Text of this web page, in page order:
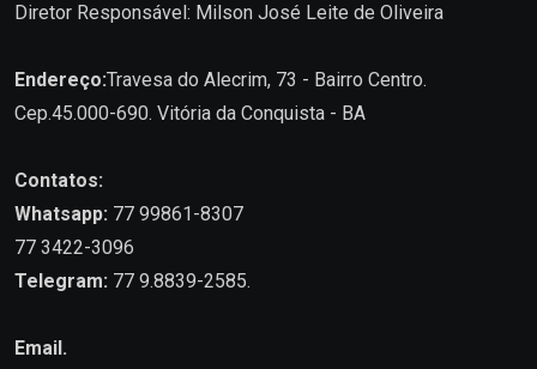
Diretor Responsável: Milson José Leite de Oliveira
Endereço:Travesa do Alecrim, 73 - Bairro Centro.
Cep.45.000-690. Vitória da Conquista - BA
Contatos:
Whatsapp: 77 99861-8307
77 3422-3096
Telegram: 77 9.8839-2585.
Email.